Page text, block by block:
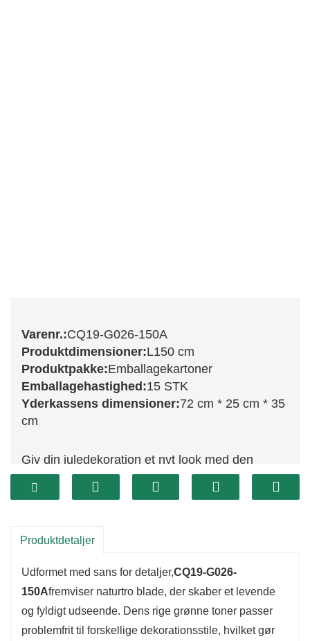
Varenr.:CQ19-G026-150A
Produktdimensioner:L150 cm
Produktpakke:Emballagekartoner
Emballagehastighed:15 STK
Yderkassens dimensioner:72 cm * 25 cm * 35
cm
Giv din juledekoration et nyt look med den
udsøgte CQ19-G026-150A guirlande. Denne
smukke guirlande måler 150 cm og har en
omhyggeligt designet til at efterligne udseendet
drapere over kaminhylder, indramme
døråbninger eller vikle rundt om gelændere, og
den tilføjer et festligt præg til ethvert rum.
Produktdetaljer
Udformet med sans for detaljer,CQ19-G026-
150Afremviser naturtro blade, der skaber et levende
og fyldigt udseende. Dens rige grønne toner passer
problemfrit til forskellige dekorationsstile, hvilket gør